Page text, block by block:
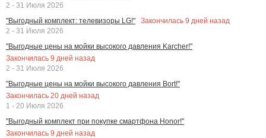
2 - 31 Июля 2026
"Выгодный комплект: телевизоры LG!"
Закончилась 9 дней назад
2 - 31 Июля 2026
"Выгодные цены на мойки высокого давления Karcher!"
Закончилась 9 дней назад
2 - 31 Июля 2026
"Выгодные цены на мойки высокого давления Bort!"
Закончилась 20 дней назад
1 - 20 Июля 2026
"Выгодный комплект при покупке смартфона Honor!"
Закончилась 9 дней назад